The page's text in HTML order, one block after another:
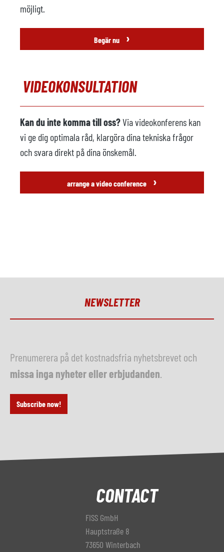
möjligt.
Begär nu ›
VIDEOKONSULTATION
Kan du inte komma till oss?Via videokonferens kan
vi ge dig optimala råd, klargöra dina tekniska frågor
och svara direkt på dina önskemål.
arrange a video conference ›
NEWSLETTER
Prenumerera på det kostnadsfria nyhetsbrevet och
missa inga nyheter eller erbjudanden
Subscribe now!
CONTACT
FISS GmbH
Hauptstraße 8
73650 Winterbach